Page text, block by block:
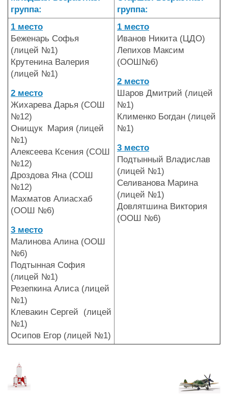
группа:
группа:
1 место
Беженарь Софья
(лицей №1)
Крутенина Валерия
(лицей №1)
2 место
Жихарева Дарья (СОШ
№12)
Онищук Мария (лицей
№1)
Алексеева Ксения (СОШ
№12)
Дроздова Яна (СОШ
№12)
Махматов Алиасхаб
(ООШ №6)
3 место
Малинова Алина (ООШ
№6)
Подтынная София
(лицей №1)
Резепкина Алиса (лицей
№1)
Клевакин Сергей (лицей
№1)
Осипов Егор (лицей №1)
1 место
Иванов Никита (ЦДО)
Лепихов Максим
(ООШ№6)
2 место
Шаров Дмитрий (лицей
№1)
Клименко Богдан (лицей
№1)
3 место
Подтынный Владислав
(лицей №1)
Селиванова Марина
(лицей №1)
Довлятшина Виктория
(ООШ №6)